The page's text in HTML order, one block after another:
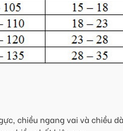
chiều ngang vai và chiều